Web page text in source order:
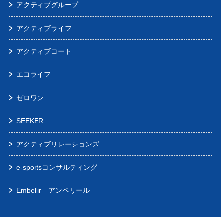
アクティブグループ
アクティブライフ
アクティブコート
エコライフ
ゼロワン
SEEKER
アクティブリレーションズ
e-sportsコンサルティング
Embellir アンベリール